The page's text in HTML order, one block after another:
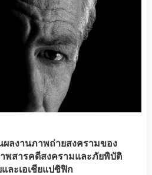
ผลงานภาพถ่ายสงครามของ
พสารคดีสงครามและภัยพิบัติ
ละเอเชียแปซิฟิก